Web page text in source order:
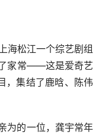
海松江一个综艺剧组
家常——这是爱奇艺
，集结了鹿晗、陈伟
为的一位，龚宇常年